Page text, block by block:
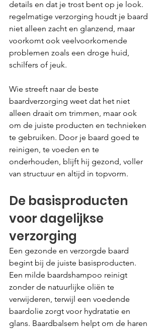
details en dat je trost bent op je look.
regelmatige verzorging houdt je baard
niet alleen zacht en glanzend, maar
voorkomt ook veelvoorkomende
problemen zoals een droge huid,
schilfers of jeuk.
Wie streeft naar de beste
baardverzorging weet dat het niet
alleen draait om trimmen, maar ook
om de juiste producten en technieken
te gebruiken. Door je baard goed te
reinigen, te voeden en te
onderhouden, blijft hij gezond, voller
van structuur en altijd in topvorm.
De basisproducten
voor dagelijkse
verzorging
Een gezonde en verzorgde baard
begint bij de juiste basisproducten.
Een milde baardshampoo reinigt
zonder de natuurlijke oliën te
verwijderen, terwijl een voedende
baardolie zorgt voor hydratatie en
glans. Baardbalsem helpt om de haren